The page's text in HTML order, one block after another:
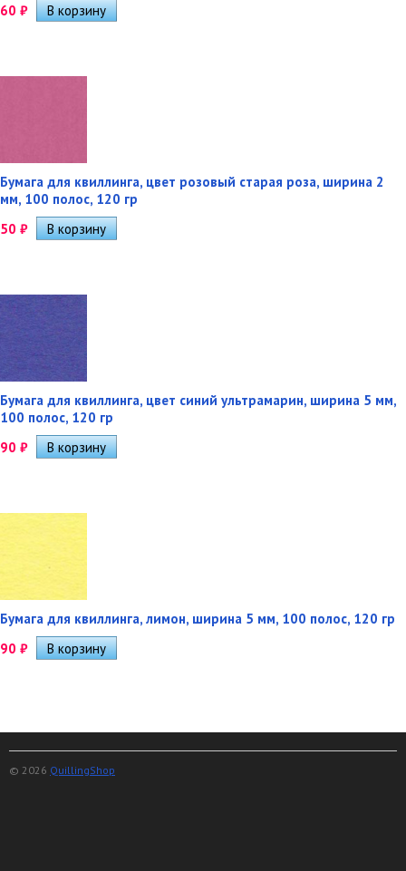
60 ₽
Бумага для квиллинга, цвет розовый старая роза, ширина 2
мм, 100 полос, 120 гр
50 ₽
Бумага для квиллинга, цвет синий ультрамарин, ширина 5 мм,
100 полос, 120 гр
90 ₽
Бумага для квиллинга, лимон, ширина 5 мм, 100 полос, 120 гр
90 ₽
© 2026 QuillingShop